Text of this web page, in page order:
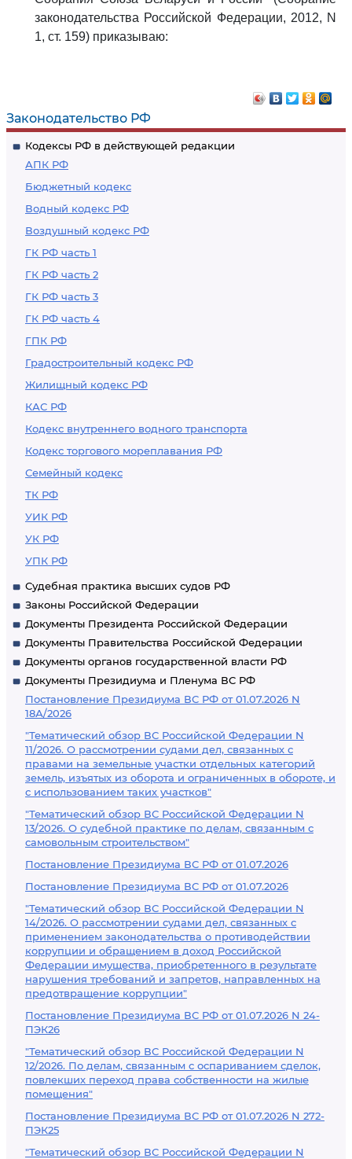
Законодательство РФ
Кодексы РФ в действующей редакции
АПК РФ
Бюджетный кодекс
Водный кодекс РФ
Воздушный кодекс РФ
ГК РФ часть 1
ГК РФ часть 2
ГК РФ часть 3
ГК РФ часть 4
ГПК РФ
Градостроительный кодекс РФ
Жилищный кодекс РФ
КАС РФ
Кодекс внутреннего водного транспорта
Кодекс торгового мореплавания РФ
Семейный кодекс
ТК РФ
УИК РФ
УК РФ
УПК РФ
Судебная практика высших судов РФ
Законы Российской Федерации
Документы Президента Российской Федерации
Документы Правительства Российской Федерации
Документы органов государственной власти РФ
Документы Президиума и Пленума ВС РФ
Постановление Президиума ВС РФ от 01.07.2026 N
18А/2026
"Тематический обзор ВС Российской Федерации N
11/2026. О рассмотрении судами дел, связанных с
правами на земельные участки отдельных категорий
земель, изъятых из оборота и ограниченных в обороте, и
с использованием таких участков"
"Тематический обзор ВС Российской Федерации N
13/2026. О судебной практике по делам, связанным с
самовольным строительством"
Постановление Президиума ВС РФ от 01.07.2026
Постановление Президиума ВС РФ от 01.07.2026
"Тематический обзор ВС Российской Федерации N
14/2026. О рассмотрении судами дел, связанных с
применением законодательства о противодействии
коррупции и обращением в доход Российской
Федерации имущества, приобретенного в результате
нарушения требований и запретов, направленных на
предотвращение коррупции"
Постановление Президиума ВС РФ от 01.07.2026 N 24-
ПЭК26
"Тематический обзор ВС Российской Федерации N
12/2026. По делам, связанным с оспариванием сделок,
повлекших переход права собственности на жилые
помещения"
Постановление Президиума ВС РФ от 01.07.2026 N 272-
ПЭК25
"Тематический обзор ВС Российской Федерации N
законодательства Российской Федерации, 2012, N
1, ст. 159) приказываю: